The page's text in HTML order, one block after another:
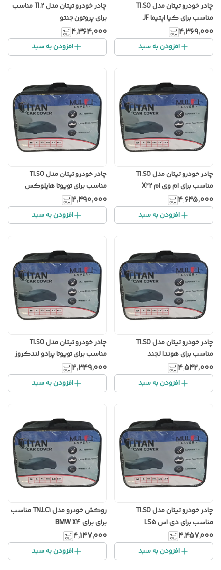
چادر خودرو تیتان مدل TI.SO
مناسب برای کیا اپتیما JF
۴٬۳۶۹٬۰۰۰
افزودن به سبد
چادر خودرو تیتان مدل TI.2 مناسب
برای پروتون جنتو
۴٬۳۶۴٬۰۰۰
افزودن به سبد
چادر خودرو تیتان مدل TI.SO
مناسب برای ام وی ام X22
۴٬۶۴۵٬۰۰۰
افزودن به سبد
چادر خودرو تیتان مدل TI.SO
مناسب برای تویوتا هایلوکس
۴٬۴۹۰٬۰۰۰
افزودن به سبد
چادر خودرو تیتان مدل TI.SO
مناسب برای هوندا لجند
۴٬۵۴۲٬۰۰۰
افزودن به سبد
چادر خودرو تیتان مدل TI.SO
مناسب برای تویوتا پرادو لندکروز
۴٬۳۴۹٬۰۰۰
افزودن به سبد
چادر خودرو تیتان مدل TI.SO
مناسب برای دی اس LS5
۴٬۴۵۷٬۰۰۰
افزودن به سبد
روکش خودرو مدل TN.LC1 مناسب
برای برای BMW X4
۴٬۱۴۷٬۰۰۰
افزودن به سبد